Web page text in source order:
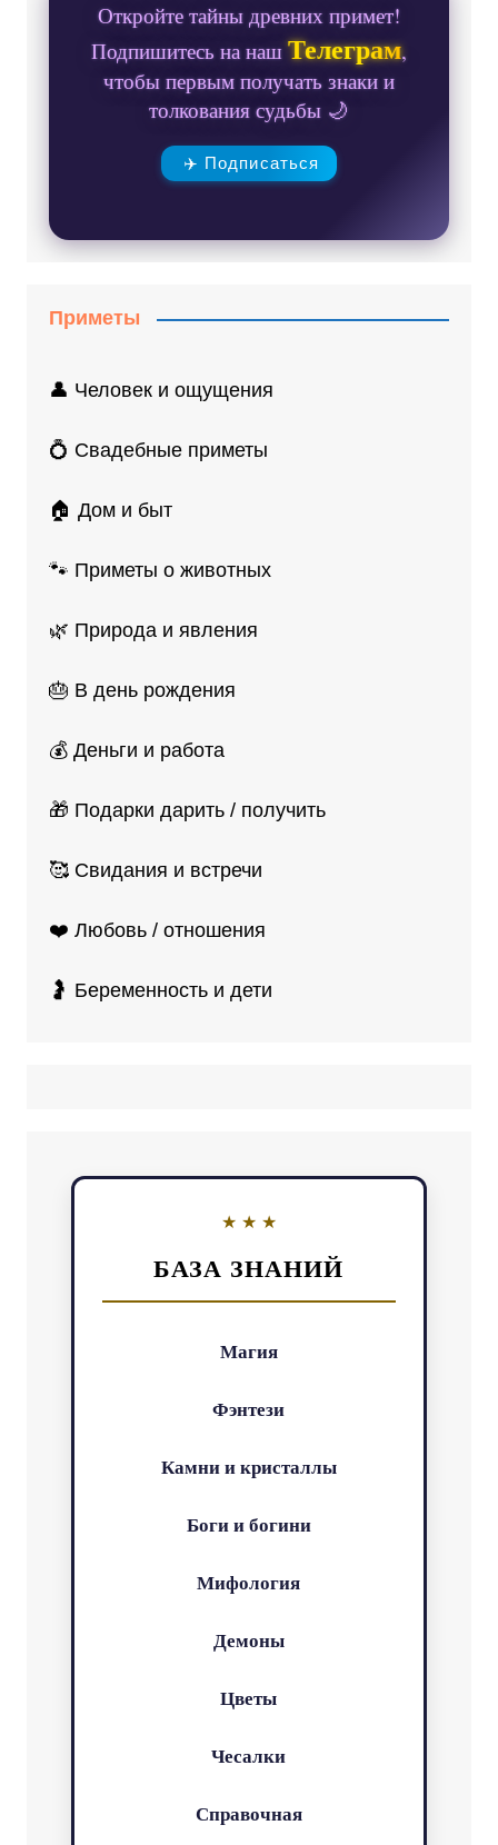
Откройте тайны древних примет!
Подпишитесь на нашТелеграм,
чтобы первым получать знаки и
толкования судьбы 🌙
✈️ Подписаться
Приметы
👤 Человек и ощущения
💍 Свадебные приметы
🏠 Дом и быт
🐾 Приметы о животных
🌿 Природа и явления
🎂 В день рождения
💰 Деньги и работа
🎁 Подарки дарить / получить
🥰 Свидания и встречи
❤️ Любовь / отношения
🤰 Беременность и дети
БАЗА ЗНАНИЙ
Магия
Фэнтези
Камни и кристаллы
Боги и богини
Мифология
Демоны
Цветы
Чесалки
Справочная